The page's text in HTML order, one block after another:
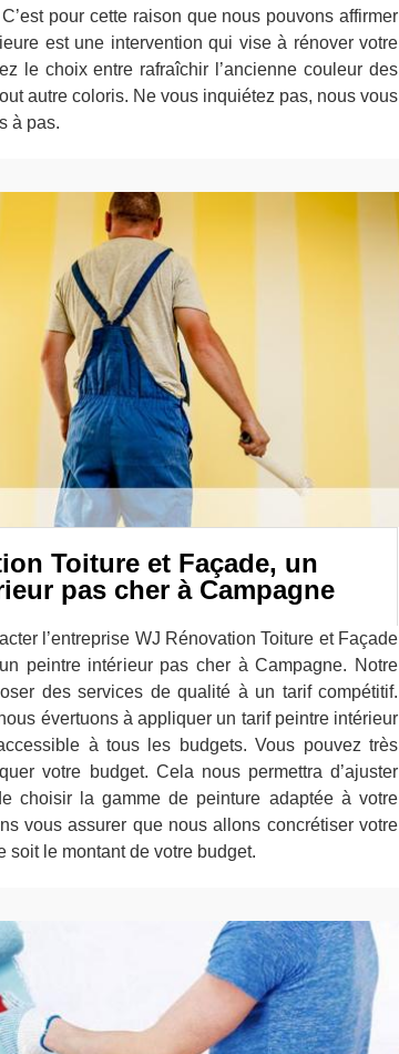
pour cette raison que nous pouvons affirmer
est une intervention qui vise à rénover votre
le choix entre rafraîchir l’ancienne couleur des
autre coloris. Ne vous inquiétez pas, nous vous
à pas.
Toiture et Façade, un
pas cher à Campagne
l’entreprise WJ Rénovation Toiture et Façade
peintre intérieur pas cher à Campagne. Notre
des services de qualité à un tarif compétitif.
évertuons à appliquer un tarif peintre intérieur
à tous les budgets. Vous pouvez très
votre budget. Cela nous permettra d’ajuster
choisir la gamme de peinture adaptée à votre
vous assurer que nous allons concrétiser votre
soit le montant de votre budget.